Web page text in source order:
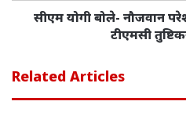
सीएम योगी बोले- नौजवान
टीएमसी
Related Articles